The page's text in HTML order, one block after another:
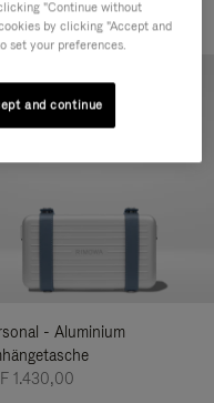
- Aluminium
1.430,00
"Continue without
by clicking "Accept and
set your preferences.
and continue